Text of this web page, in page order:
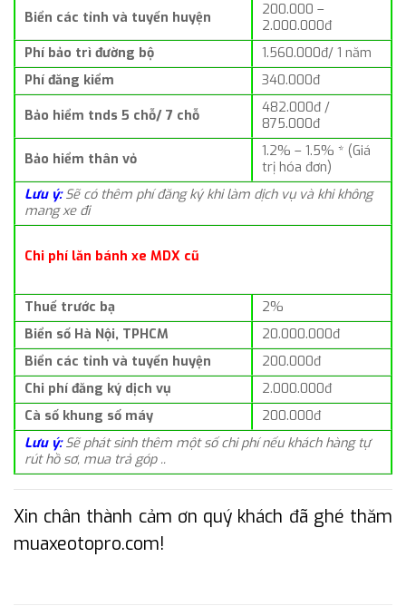
Biển các tỉnh và tuyến huyện
200.000 –
2.000.000đ
Phí bảo trì đường bộ
1.560.000đ/ 1 năm
Phí đăng kiểm
340.000đ
Bảo hiểm tnds 5 chỗ/ 7 chỗ
482.000đ /
875.000đ
Bảo hiểm thân vỏ
1.2% – 1.5% * (Giá
trị hóa đơn)
Lưu ý: Sẽ có thêm phí đăng ký khi làm dịch vụ và khi không
mang xe đi
Chi phí lăn bánh xe MDX cũ
Thuế trước bạ
2%
Biển số Hà Nội, TPHCM
20.000.000đ
Biển các tỉnh và tuyến huyện
200.000đ
Chi phí đăng ký dịch vụ
2.000.000đ
Cà số khung số máy
200.000đ
Lưu ý: Sẽ phát sinh thêm một số chi phí nếu khách hàng tự
rút hồ sơ, mua trả góp ..
Xin chân thành cảm ơn quý khách đã ghé thăm
muaxeotopro.com!